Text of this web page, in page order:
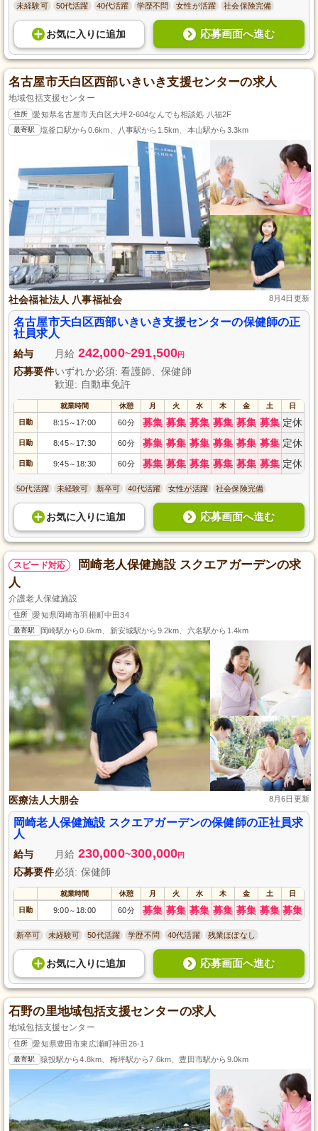
未経験可 50代活躍 40代活躍 学歴不問 女性が活躍 社会保険完備
お気に入り に追加 応募画面へ進む
名古屋市天白区西部いきいき支援センターの求人
地域包括支援センター
住所 愛知県名古屋市天白区大坪2-604なんでも相談処 八福2F
最寄駅 塩釜口駅から0.6km、八事駅から1.5km、本山駅から3.3km
社会福祉法人 八事福祉会 8月4日更新
名古屋市天白区西部いきいき支援センターの保健師の正
社員求人
給与 月給 242,000~291,500円
応募要件いずれか必須: 看護師、保健師
歓迎: 自動車免許
就業時間 休憩 月 火 水 木 金 土 日
日勤 8:15～ 17:00 60分 募集 募集 募集 募集 募集 募集 定休
日勤 8:45～ 17:30 60分 募集 募集 募集 募集 募集 募集 定休
日勤 9:45～ 18:30 60分 募集 募集 募集 募集 募集 募集 定休
50代活躍 未経験可 新卒可 40代活躍 女性が活躍 社会保険完備
お気に入り に追加 応募画面へ進む
スピード対応
岡崎老人保健施設 スクエアガーデンの求
人
介護老人保健施設
住所 愛知県岡崎市羽根町中田34
最寄駅 岡崎駅から0.6km、新安城駅から9.2km、六名駅から1.4km
医療法人大朋会 8月6日更新
岡崎老人保健施設 スクエアガーデンの保健師の正社員求
人
給与 月給 230,000~300,000円
応募要件必須: 保健師
就業時間 休憩 月 火 水 木 金 土 日
日勤 9:00～ 18:00 60分 募集 募集 募集 募集 募集 募集 募集
新卒可 未経験可 50代活躍 学歴不問 40代活躍 残業ほぼなし
お気に入り に追加 応募画面へ進む
石野の里地域包括支援センターの求人
地域包括支援センター
住所 愛知県豊田市東広瀬町神田26-1
最寄駅 猿投駅から4.8km、梅坪駅から7.6km、豊田市駅から9.0km